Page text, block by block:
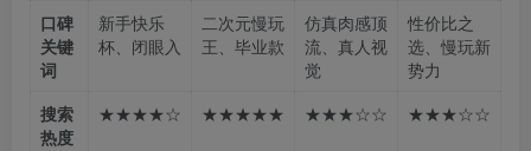
口碑
关键
词
新手快乐
杯、闭眼入
二次元慢玩
王、毕业款
仿真肉感顶
流、真人视
觉
性价比之
选、慢玩新
势力
搜索
热度
★★★★☆ ★★★★★ ★★★☆☆ ★★★☆☆